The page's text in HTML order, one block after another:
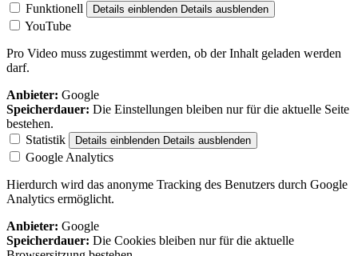
Funktionell
Details einblenden Details ausblenden
YouTube
Pro Video muss zugestimmt werden, ob der Inhalt geladen werden
darf.
Anbieter: Google
Speicherdauer: Die Einstellungen bleiben nur für die aktuelle Seite
bestehen.
Statistik
Details einblenden Details ausblenden
Google Analytics
Hierdurch wird das anonyme Tracking des Benutzers durch Google
Analytics ermöglicht.
Anbieter: Google
Speicherdauer: Die Cookies bleiben nur für die aktuelle